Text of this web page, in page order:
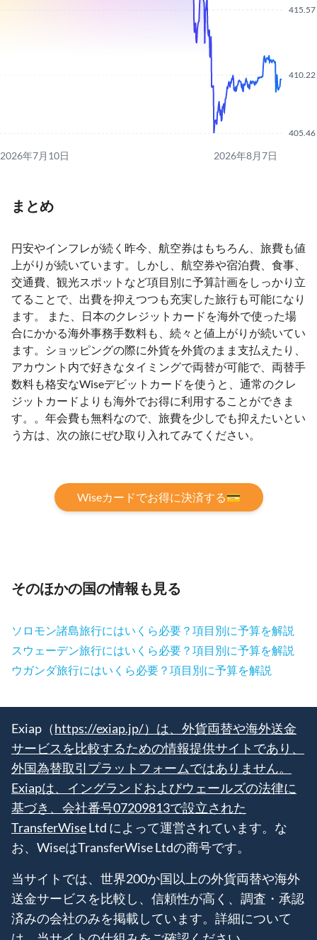
405.46
410.22
415.57
2026年7月10日 2026年8月7日
まとめ
円安やインフレが続く昨今、航空券はもちろん、旅費も値
上がりが続いています。しかし、航空券や宿泊費、食事、
交通費、観光スポットなど項目別に予算計画をしっかり立
てることで、出費を抑えつつも充実した旅行も可能になり
ます。 また、日本のクレジットカードを海外で使った場
合にかかる海外事務手数料も、続々と値上がりが続いてい
ます。ショッピングの際に外貨を外貨のまま支払えたり、
アカウント内で好きなタイミングで両替が可能で、両替手
数料も格安なWiseデビットカードを使うと、通常のクレ
ジットカードよりも海外でお得に利用することができま
す。。年会費も無料なので、旅費を少しでも抑えたいとい
う方は、次の旅にぜひ取り入れてみてください。
Wiseカードでお得に決済する💳
そのほかの国の情報も見る
ソロモン諸島旅行にはいくら必要？項目別に予算を解説
スウェーデン旅行にはいくら必要？項目別に予算を解説
ウガンダ旅行にはいくら必要？項目別に予算を解説
Exiap（https://exiap.jp/）は、外貨両替や海外送金
サービスを比較するための情報提供サイトであり、
外国為替取引プラットフォームではありません。
Exiapは、イングランドおよびウェールズの法律に
基づき、会社番号07209813で設立された
TransferWiseLtd によって運営されています。な
お、WiseはTransferWise Ltdの商号です。
当サイトでは、世界200か国以上の外貨両替や海外
送金サービスを比較し、信頼性が高く、調査・承認
済みの会社のみを掲載しています。詳細について